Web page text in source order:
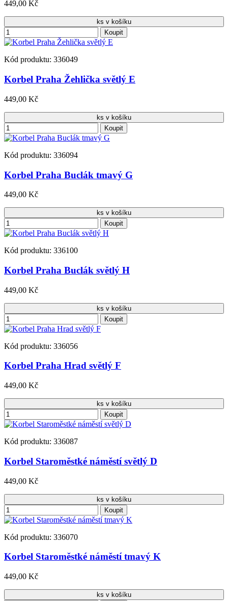
449,00 Kč
ks v košíku
Koupit
Kód produktu: 336049
Korbel Praha Žehlička světlý E
449,00 Kč
ks v košíku
Koupit
Kód produktu: 336094
Korbel Praha Buclák tmavý G
449,00 Kč
ks v košíku
Koupit
Kód produktu: 336100
Korbel Praha Buclák světlý H
449,00 Kč
ks v košíku
Koupit
Kód produktu: 336056
Korbel Praha Hrad světlý F
449,00 Kč
ks v košíku
Koupit
Kód produktu: 336087
Korbel Staroměstké náměstí světlý D
449,00 Kč
ks v košíku
Koupit
Kód produktu: 336070
Korbel Staroměstké náměstí tmavý K
449,00 Kč
ks v košíku